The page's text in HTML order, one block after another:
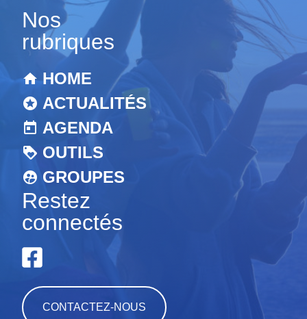
Nos
rubriques
HOME
ACTUALITÉS
AGENDA
OUTILS
GROUPES
Restez
connectés
CONTACTEZ-NOUS